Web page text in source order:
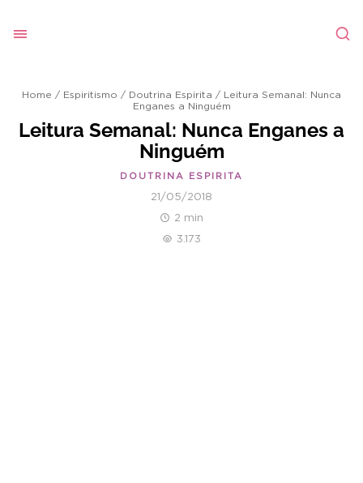
Home / Espiritismo / Doutrina Espirita / Leitura Semanal: Nunca
Enganes a Ninguém
Leitura Semanal: Nunca Enganes a
Ninguém
DOUTRINA ESPIRITA
21/05/2018
2 min
3.173